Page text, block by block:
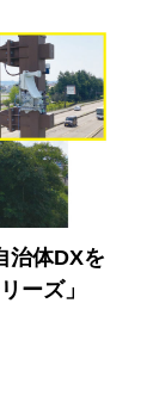
治体DXを
ーズ」